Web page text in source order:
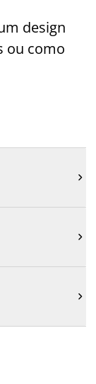
design
ou como


